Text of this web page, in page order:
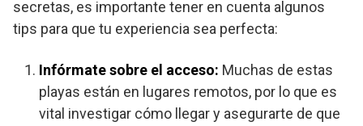
secretas, es importante tener en cuenta algunos
tips para que tu experiencia sea perfecta:
Infórmate sobre el acceso: Muchas de estas
playas están en lugares remotos, por lo que es
vital investigar cómo llegar y asegurarte de que